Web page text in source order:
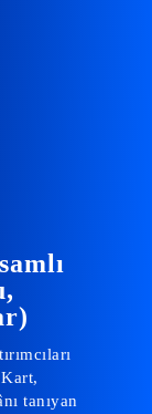
tanıyan